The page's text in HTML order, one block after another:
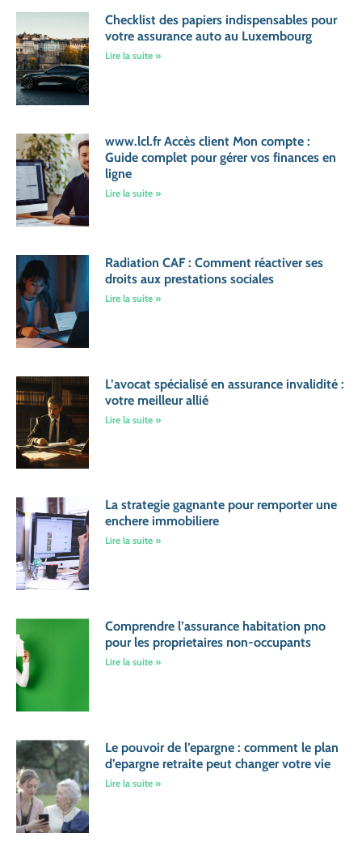
Checklist des papiers indispensables pour
votre assurance auto au Luxembourg
Lire la suite »
www.lcl.fr Accès client Mon compte :
Guide complet pour gérer vos finances en
ligne
Lire la suite »
Radiation CAF : Comment réactiver ses
droits aux prestations sociales
Lire la suite »
L’avocat spécialisé en assurance invalidité :
votre meilleur allié
Lire la suite »
La strategie gagnante pour remporter une
enchere immobiliere
Lire la suite »
Comprendre l’assurance habitation pno
pour les proprietaires non-occupants
Lire la suite »
Le pouvoir de l’epargne : comment le plan
d’epargne retraite peut changer votre vie
Lire la suite »